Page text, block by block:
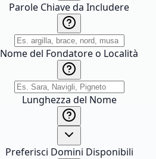
Parole Chiave da Includere
Nome del Fondatore o Località
Lunghezza del Nome
Preferisci Domini Disponibili